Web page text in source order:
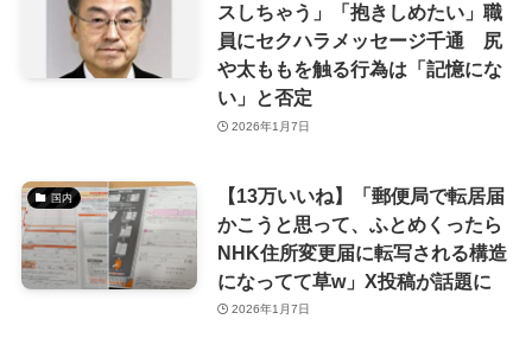
スしちゃう」「抱きしめたい」職
員にセクハラメッセージ千通 尻
や太ももを触る行為は「記憶にな
い」と否定
2026年1月7日
国内
【13万いいね】「郵便局で転居届
かこうと思って、ふとめくったら
NHK住所変更届に転写される構造
になってて草w」X投稿が話題に
2026年1月7日